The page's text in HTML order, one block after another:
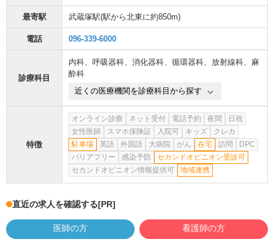
最寄駅 武蔵塚駅(駅から北東に約850m)
電話 096-339-6000
診療科目
内科、 呼吸器科、 消化器科、 循環器科、 放射線科、 麻
酔科
近くの医療機関を診療科目から探す
特徴
オンライン診療 ネット受付 電話予約 夜間
日祝
女性医師
スマホ保険証 入院可 キッズ
クレカ
駐車場
英語 外国語 大病院 がん 在宅 訪問
DPC
バリアフリー
感染予防
セカンドオピニオン受診可
セカンドオピニオン情報提供可
地域連携
直近の求人を確認する[PR]
医師の方 看護師の方